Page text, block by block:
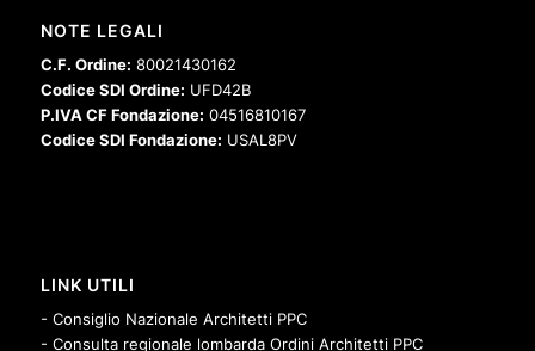
NOTE LEGALI
C.F. Ordine: 80021430162
Codice SDI Ordine: UFD42B
P.IVA CF Fondazione: 04516810167
Codice SDI Fondazione: USAL8PV
LINK UTILI
- Consiglio Nazionale Architetti PPC
- Consulta regionale lombarda Ordini Architetti PPC